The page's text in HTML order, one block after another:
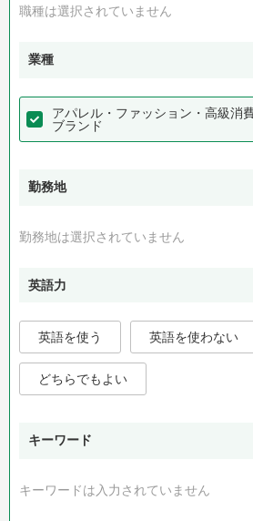
職種は選択されていません
業種
アパレル・ファッション・高級消
ブランド
勤務地
勤務地は選択されていません
英語力
英語を使う 英語を使わない
どちらでもよい
キーワード
キーワードは入力されていません